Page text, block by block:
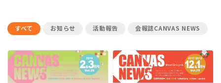
すべて お知らせ 活動報告 会報誌CANVAS NEWS